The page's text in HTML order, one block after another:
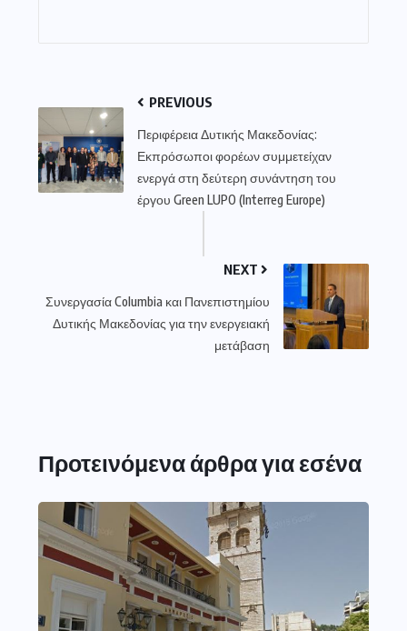
PREVIOUS
Περιφέρεια Δυτικής Μακεδονίας:
Εκπρόσωποι φορέων συμμετείχαν
ενεργά στη δεύτερη συνάντηση του
έργου Green LUPO (Interreg Europe)
NEXT
Συνεργασία Columbia και Πανεπιστημίου
Δυτικής Μακεδονίας για την ενεργειακή
μετάβαση
Προτεινόμενα άρθρα για εσένα